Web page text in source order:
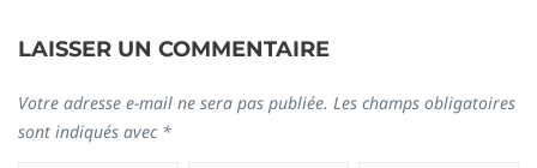
LAISSER UN COMMENTAIRE
Votre adresse e-mail ne sera pas publiée. Les champs obligatoires
sont indiqués avec *